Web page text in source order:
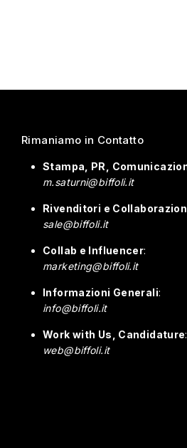
Rimaniamo in Contatto
Stampa, PR,
m.saturni@biffoli.it
Rivenditori e
sale@biffoli.it
Collab e Influencer:
marketing@biffoli.it
Informazioni Generali:
info@biffoli.it
Work with Us, Candidature:
web@biffoli.it